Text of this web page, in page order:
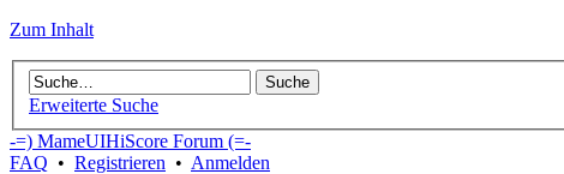
Zum Inhalt
Erweiterte Suche
-=) MameUIHiScore Forum (=-
FAQ • Registrieren • Anmelden